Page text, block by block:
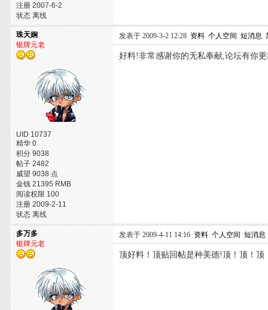
注册 2007-6-2
状态 离线
珠天娴
银牌元老
UID 10737
精华 0
积分 9038
帖子 2482
威望 9038 点
金钱 21395 RMB
阅读权限 100
注册 2009-2-11
状态 离线
发表于 2009-3-2 12:28 资料 个人空间 短消息
好料!非常感谢你的无私奉献,论坛有你
多万多
银牌元老
发表于 2009-4-11 14:16 资料 个人空间 短消息
顶好料！顶贴回帖是种美德!顶！顶！顶